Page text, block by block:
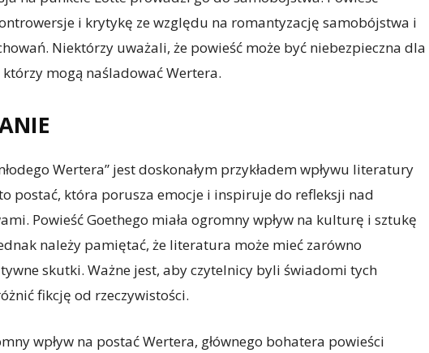
i krytykę ze względu na romantyzację samobójstwa i
Niektórzy uważali, że powieść może być niebezpieczna dla
mogą naśladować Wertera.
Wertera” jest doskonałym przykładem wpływu literatury
postać, która porusza emocje i inspiruje do refleksji nad
Powieść Goethego miała ogromny wpływ na kulturę i sztukę
należy pamiętać, że literatura może mieć zarówno
skutki. Ważne jest, aby czytelnicy byli świadomi tych
fikcję od rzeczywistości.
wpływ na postać Wertera, głównego bohatera powieści